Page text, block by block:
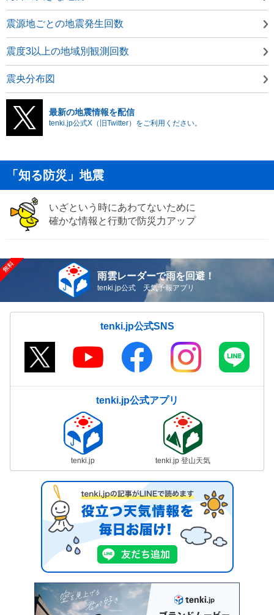
震源地ごとの地震発生回数
震度3以上の地域別観測回数
震央分布図
最新の地震情報を配信
tenki.jp公式X（旧Twitter）をご利用ください。
「知る防災」地震
いざという時にあわてないために
確かな情報と行動で防災力アップ
雨雲レーダーで雨を回避！
tenki.jp公式 天気予報アプリ
tenki.jp公式SNS
tenki.jp公式アプリ
tenki.jp tenki.jp 登山天気